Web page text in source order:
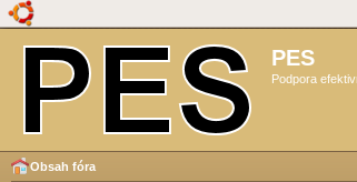
PES
Podpora
Obsah fóra